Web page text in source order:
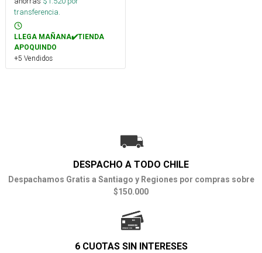
transferencia.
LLEGA MAÑANA✔️TIENDA
APOQUINDO
+5 Vendidos
DESPACHO A TODO CHILE
Despachamos Gratis a Santiago y Regiones por compras sobre
$150.000
6 CUOTAS SIN INTERESES